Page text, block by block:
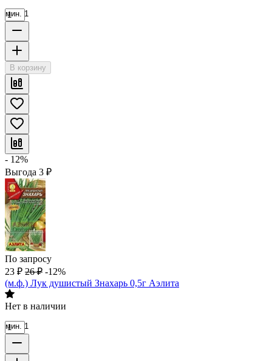
мин. 1
В корзину
- 12%
Выгода 3 ₽
По запросу
23 ₽ 26 ₽ -12%
(м.ф.) Лук душистый Знахарь 0,5г Аэлита
Нет в наличии
мин. 1